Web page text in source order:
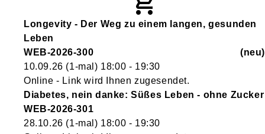
Longevity - Der Weg zu einem langen, gesunden
Leben
WEB-2026-300
neu
10.09.26 (1-mal) 18:00 - 19:30
Online - Link wird Ihnen zugesendet.
Diabetes, nein danke: Süßes Leben - ohne Zucker
WEB-2026-301
28.10.26 (1-mal) 18:00 - 19:30